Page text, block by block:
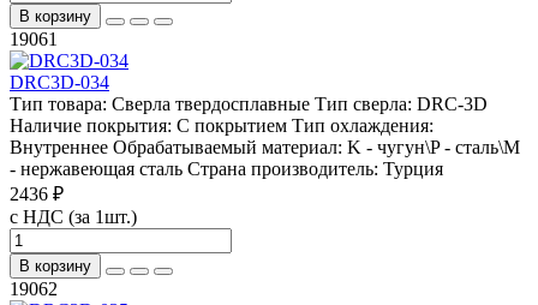
В корзину
19061
DRC3D-034
Тип товара: Сверла твердосплавные Тип сверла: DRC-3D
Наличие покрытия: С покрытием Тип охлаждения:
Внутреннее Обрабатываемый материал: K - чугун\P - сталь\М
- нержавеющая сталь Страна производитель: Турция
2436 ₽
с НДС (за 1шт.)
В корзину
19062